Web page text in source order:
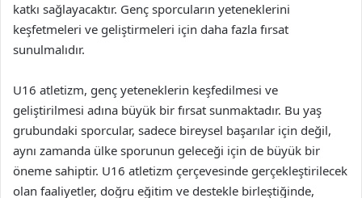
katkı sağlayacaktır. Genç sporcuların yeteneklerini
keşfetmeleri ve geliştirmeleri için daha fazla fırsat
sunulmalıdır.
U16 atletizm, genç yeteneklerin keşfedilmesi ve
geliştirilmesi adına büyük bir fırsat sunmaktadır. Bu yaş
grubundaki sporcular, sadece bireysel başarılar için değil,
aynı zamanda ülke sporunun geleceği için de büyük bir
öneme sahiptir. U16 atletizm çerçevesinde gerçekleştirilecek
olan faaliyetler, doğru eğitim ve destekle birleştiğinde,